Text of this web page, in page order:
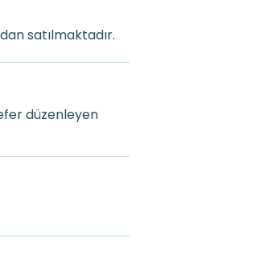
satılmaktadır.
düzenleyen